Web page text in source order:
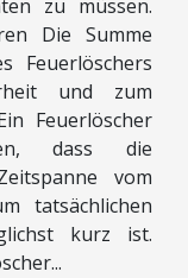
zu müssen.
Die Summe
Feuerlöschers
und zum
Feuerlöscher
dass die
vom
tatsächlichen
kurz ist.